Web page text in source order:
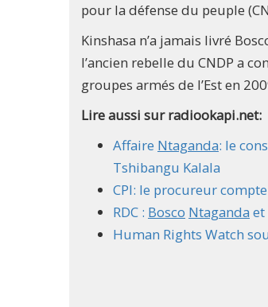
pour la défense du peuple
Kinshasa n’a jamais livré
l’ancien rebelle du CNDP a
groupes armés de l’Est en
Lire aussi sur radiookapi.net:
Affaire Ntaganda: le
Tshibangu Kalala
CPI: le procureur
RDC : Bosco Ntaganda et
Human Rights Watch